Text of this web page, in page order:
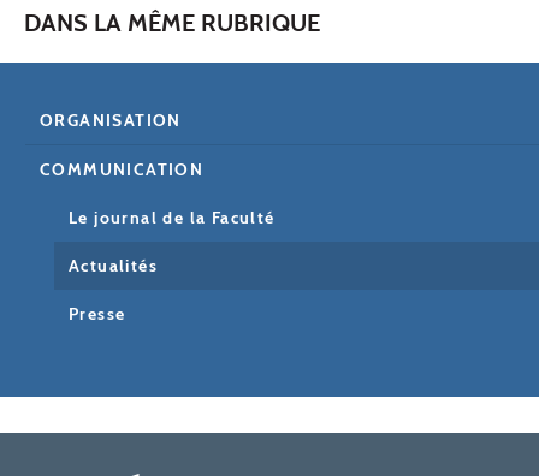
DANS LA MÊME RUBRIQUE
ORGANISATION
COMMUNICATION
Le journal de la Faculté
Actualités
Presse